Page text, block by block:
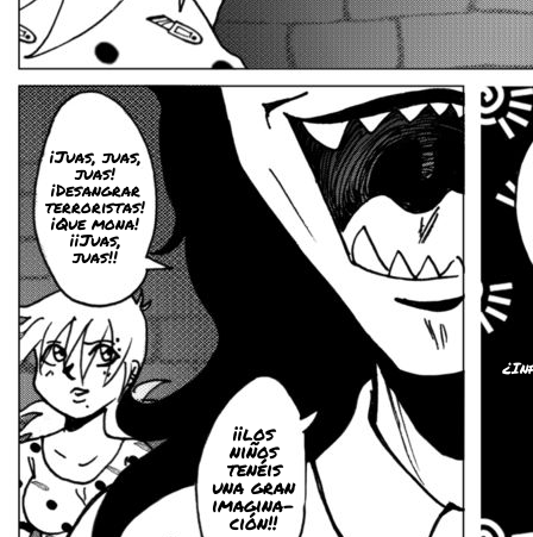
¡Juas, juas,
juas!
¡Desangrar
terroristas!
¡Que mona!
¡¡Juas,
juas!!
¡¡los
niños
tenéis
una gran
imagina-
ción!!